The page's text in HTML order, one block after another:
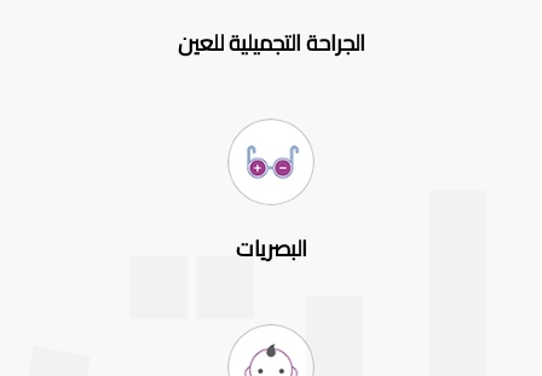
الجراحة التجميلية للعين
البصريات